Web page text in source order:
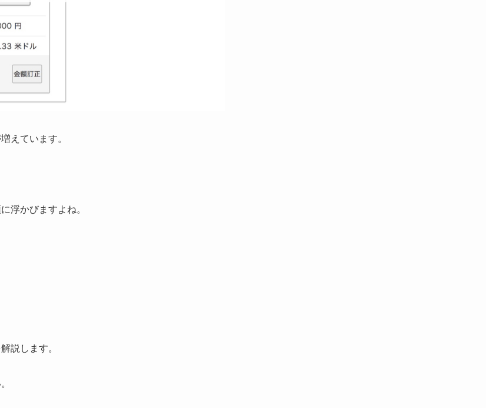
えています。
浮かびますよね。
説します。